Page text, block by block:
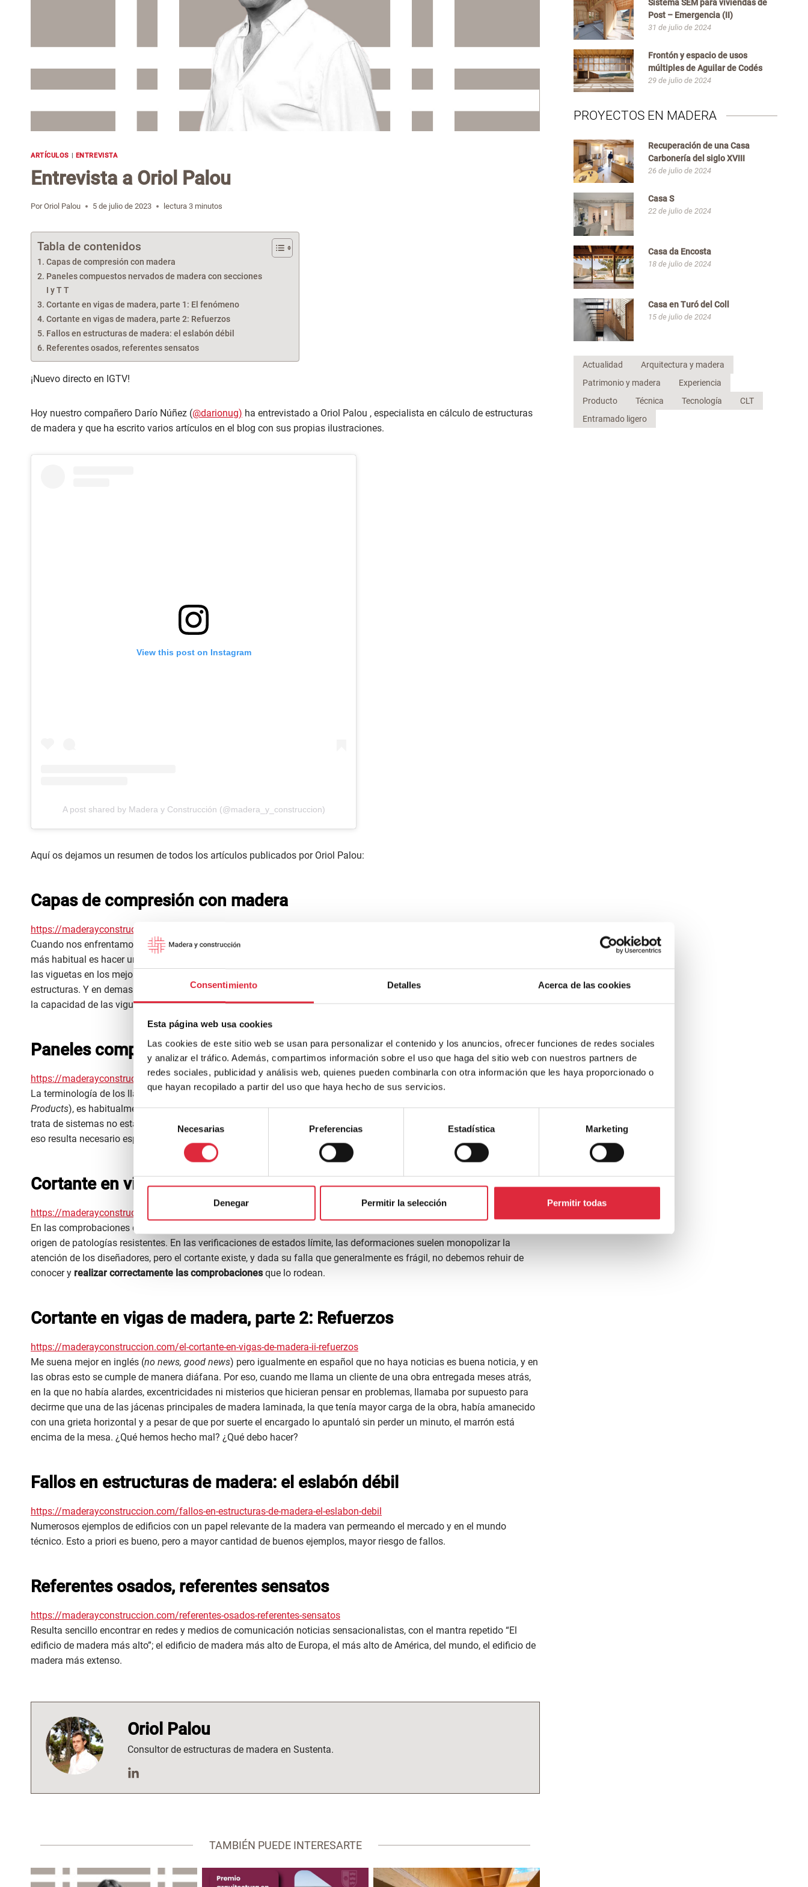
Consentimiento Detalles Acerca de las cookies
Esta página web usa cookies
Las cookies de este sitio web se usan para personalizar el contenido y los anuncios, ofrecer funciones de redes sociales
y analizar el tráfico. Además, compartimos información sobre el uso que haga del sitio web con nuestros partners de
redes sociales, publicidad y análisis web, quienes pueden combinarla con otra información que les haya proporcionado o
que hayan recopilado a partir del uso que haya hecho de sus servicios.
Selección
de
consentimiento
Necesarias Preferencias Estadística Marketing
Denegar Permitir la selección Permitir todas
ARTÍCULOS | ENTREVISTA
Entrevista a Oriol Palou
Por Oriol Palou 5 de julio de 2023 lectura 3 minutos
Tabla de contenidos
Capas de compresión con madera
Paneles compuestos nervados de madera con secciones
I y T T
Cortante en vigas de madera, parte 1: El fenómeno
Cortante en vigas de madera, parte 2: Refuerzos
Fallos en estructuras de madera: el eslabón débil
Referentes osados, referentes sensatos
¡Nuevo directo en IGTV!
Hoy nuestro compañero Darío Núñez (@darionug) ha entrevistado a Oriol Palou , especialista en cálculo de estructuras
de madera y que ha escrito varios artículos en el blog con sus propias ilustraciones.
View this post on Instagram
A post shared by Madera y Construcción (@madera_y_construccion)
Aquí os dejamos un resumen de todos los artículos publicados por Oriol Palou:
Capas de compresión con madera
https://maderayconstruccion.com/capas-de-compresion-con-mader
Cuando nos enfrentamos a un refuerzo de un forjado unidireccional de madera a flexión por su cara superior, la solución
más habitual es hacer una capa de compresión de hormigón, convenientemente conectada con tirafondos o clavos a
las viguetas en los mejores casos, y en ocasiones con hormigón de menor densidad que los usados generalmente en
estructuras. Y en demasiadas ocasiones con una pesada capa de hormigón desconectada que poco colabora a mejorar
la capacidad de las viguetas existentes.
Paneles compuestos nervados de madera con secciones I y T T
https://maderayconstruccion.com/paneles-compuestos-nervados-madera-secciones-i-t
La terminología de los llamadoselementos de madera ingenieriles( EWPpor su siglas en inglés de
Products), es habitualmente heterogénea e incluso confusa según dónde se usa, dado que en muchas ocasiones de
trata de sistemas no estandarizados, en los que cada diseño o fabricante se adapta a sus posibilidades y contexto. Por
eso resulta necesario especificar de qué vamos a hablar antes de empezar.
Cortante en vigas de madera, parte 1: El fenómeno
https://maderayconstruccion.com/cortante-en-vigas-de-madera-parte-1o-el-fenomeno
En las comprobaciones de vigas de madera, el cortante suele ser olvidado y desconocido, quizás por qué raramente es
origen de patologías resistentes. En las verificaciones de estados límite, las deformaciones suelen monopolizar la
atención de los diseñadores, pero el cortante existe, y dada su falla que generalmente es frágil, no debemos rehuir de
conocer y realizar correctamente las comprobacionesque lo rodean.
Cortante en vigas de madera, parte 2: Refuerzos
https://maderayconstruccion.com/el-cortante-en-vigas-de-madera-ii-refuerzos
Me suena mejor en inglés (no news, good news) pero igualmente en español que no haya noticias es buena noticia, y en
las obras esto se cumple de manera diáfana. Por eso, cuando me llama un cliente de una obra entregada meses atrás,
en la que no había alardes, excentricidades ni misterios que hicieran pensar en problemas, llamaba por supuesto para
decirme que una de las jácenas principales de madera laminada, la que tenía mayor carga de la obra, había amanecido
con una grieta horizontal y a pesar de que por suerte el encargado lo apuntaló sin perder un minuto, el marrón está
encima de la mesa. ¿Qué hemos hecho mal? ¿Qué debo hacer?
Fallos en estructuras de madera: el eslabón débil
https://maderayconstruccion.com/fallos-en-estructuras-de-madera-el-eslabon-debil
Numerosos ejemplos de edificios con un papel relevante de la madera van permeando el mercado y en el mundo
técnico. Esto a priori es bueno, pero a mayor cantidad de buenos ejemplos, mayor riesgo de fallos.
Referentes osados, referentes sensatos
https://maderayconstruccion.com/referentes-osados-referentes-sensatos
Resulta sencillo encontrar en redes y medios de comunicación noticias sensacionalistas, con el mantra repetido “El
edificio de madera más alto”; el edificio de madera más alto de Europa, el más alto de América, del mundo, el edificio de
madera más extenso.
Oriol Palou
Consultor de estructuras de madera en Sustenta.
TAMBIÉN PUEDE INTERESARTE
Sistema SEM para viviendas de
Post – Emergencia (II)
31 de julio de 2024
Frontón y espacio de usos
múltiples de Aguilar de Codés
29 de julio de 2024
PROYECTOS EN MADERA
Recuperación de una Casa
Carbonería del siglo XVIII
26 de julio de 2024
Casa S
22 de julio de 2024
Casa da Encosta
18 de julio de 2024
Casa en Turó del Coll
15 de julio de 2024
Actualidad
Arquitectura y madera
Patrimonio y madera
Experiencia
Producto
Técnica Tecnología
CLT
Entramado ligero